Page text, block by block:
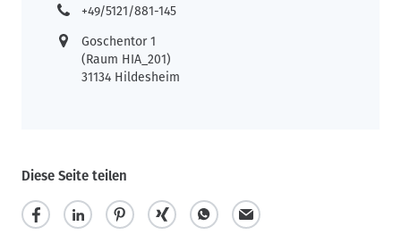
+49/5121/881-145
Goschentor 1
(Raum HIA_201)
31134 Hildesheim
Diese Seite teilen